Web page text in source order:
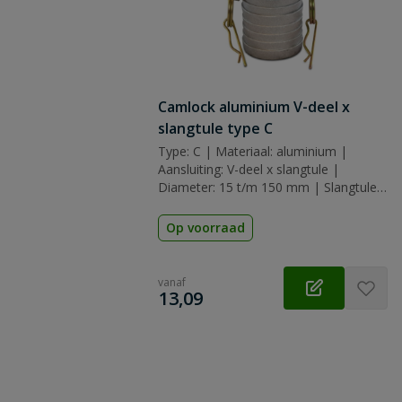
Camlock aluminium V-deel x
slangtule type C
Type: C | Materiaal: aluminium |
Aansluiting: V-deel x slangtule |
Diameter: 15 t/m 150 mm | Slangtule:
(nitrilrubber)
Op voorraad
vanaf
€
13,09